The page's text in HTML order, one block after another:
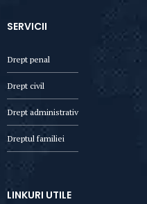
SERVICII
Drept penal
Drept civil
Drept administrativ
Dreptul familiei
LINKURI UTILE